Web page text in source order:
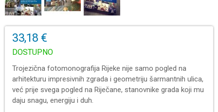
33,18 €
DOSTUPNO
Trojezična fotomonografija Rijeke nije samo pogled na
arhitekturu impresivnih zgrada i geometriju šarmantnih ulica,
već prije svega pogled na Riječane, stanovnike grada koji mu
daju snagu, energiju i duh.